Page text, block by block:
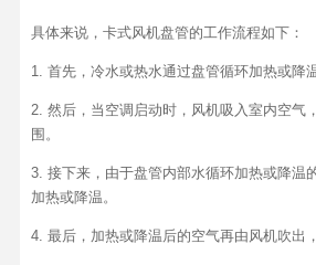
具体来说，卡式风机盘管的工作流程如下：
1. 首先，冷水或热水通过盘管循环加热或降温
2. 然后，当空调启动时，风机吸入室内空气
围。
3. 接下来，由于盘管内部水循环加热或降温
加热或降温。
4. 最后，加热或降温后的空气再由风机吹出